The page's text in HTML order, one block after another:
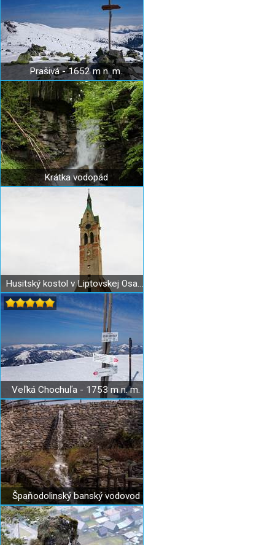
Prašivá - 1652 m n. m.
Krátka vodopád
Husitský kostol v Liptovskej Osade
Veľká Chochuľa - 1753 m n. m.
Špaňodolinský banský vodovod